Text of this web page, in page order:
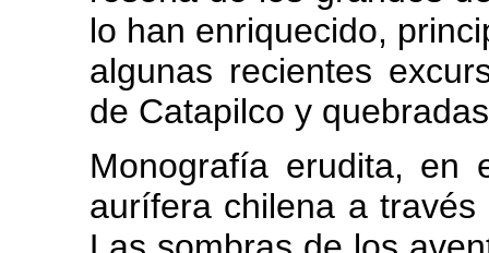
lo han enriquecido,
algunas recientes
de Catapilco y
Monografía erudita, en
aurífera chilena a